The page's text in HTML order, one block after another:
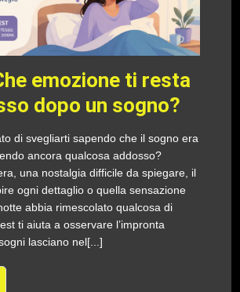
emozione ti resta
dopo un sogno?
di svegliarti sapendo che il sogno era
ancora qualcosa addosso?
una nostalgia difficile da spiegare, il
ogni dettaglio o quella sensazione
abbia rimescolato qualcosa di
ti aiuta a osservare l’impronta
lasciano nel[...]